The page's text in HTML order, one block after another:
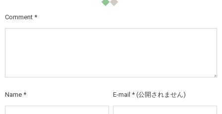
Comment *
Name * E-mail * (公開されません)